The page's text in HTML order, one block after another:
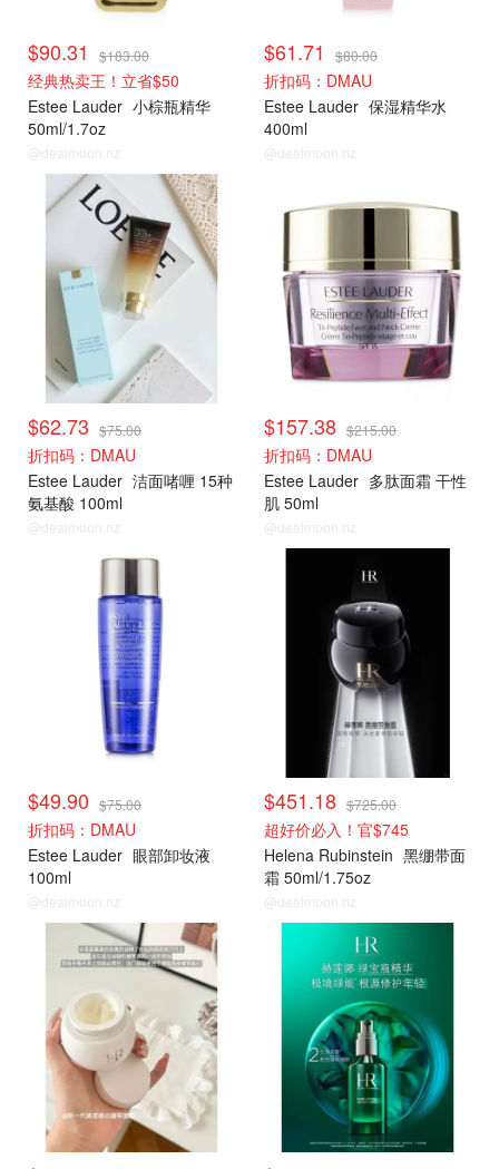
$90.31 $183.00
经典热卖王！立省$50
Estee Lauder 小棕瓶精华
50ml/1.7oz
@dealmoon.nz
$61.71 $80.00
折扣码：DMAU
Estee Lauder 保湿精华水
400ml
@dealmoon.nz
雅诗兰黛
$62.73 $75.00
折扣码：DMAU
Estee Lauder 洁面啫喱 15种
氨基酸 100ml
@dealmoon.nz
$157.38 $215.00
折扣码：DMAU
Estee Lauder 多肽面霜 干性
肌 50ml
@dealmoon.nz
$49.90 $75.00
折扣码：DMAU
Estee Lauder 眼部卸妆液
100ml
@dealmoon.nz
$451.18 $725.00
超好价必入！官$745
Helena Rubinstein 黑绷带面
霜 50ml/1.75oz
@dealmoon.nz